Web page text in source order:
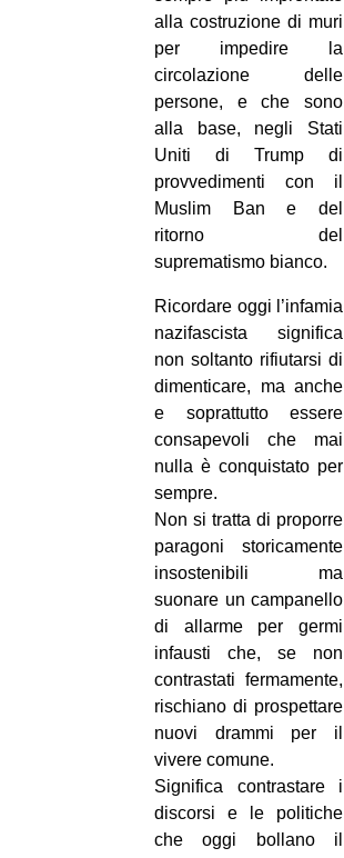
alla costruzione di muri
per impedire la
circolazione delle
persone, e che sono
alla base, negli Stati
Uniti di Trump di
provvedimenti con il
Muslim Ban e del
ritorno del
suprematismo bianco.
Ricordare oggi l’infamia
nazifascista ‎significa
non soltanto rifiutarsi di
dimenticare, ma anche
e soprattutto essere
consapevoli che mai
nulla è conquistato per
sempre.
Non si tratta di proporre
paragoni storicamente
insostenibili ma
suonare un campanello
di allarme per germi
infausti che, se non
contrastati fermamente,
rischiano di prospettare
nuovi drammi per il
vivere comune.
Significa contrastare i
discorsi e le politiche
che oggi bollano il